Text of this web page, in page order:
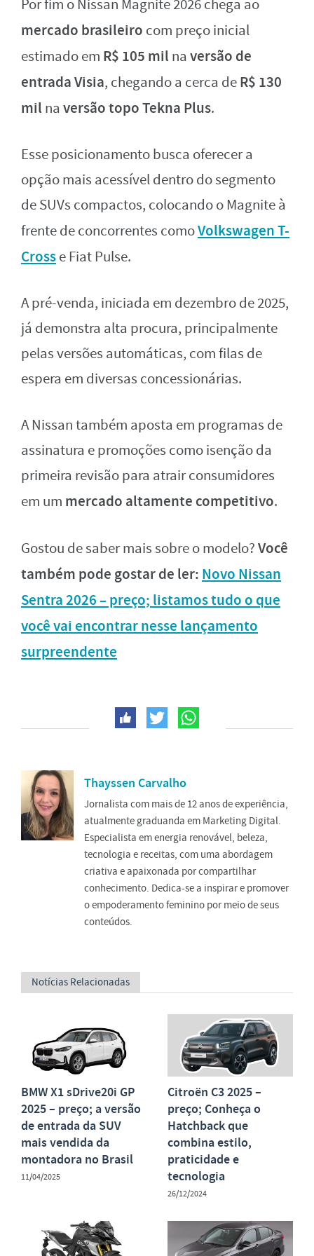
Por fim o Nissan Magnite 2026 chega ao
mercado brasileiro com preço inicial
estimado em R$ 105 mil na versão de
entrada Visia, chegando a cerca deR$ 130
mil na versão topo Tekna Plus.
Esse posicionamento busca oferecer a
opção mais acessível dentro do segmento
de SUVs compactos, colocando o Magnite à
frente de concorrentes comoVolkswagen T-
Crosse Fiat Pulse.
A pré-venda, iniciada em dezembro de 2025,
já demonstra alta procura, principalmente
pelas versões automáticas, com filas de
espera em diversas concessionárias.
A Nissan também aposta em programas de
assinatura e promoções como isenção da
primeira revisão para atrair consumidores
em um mercado altamente competitivo.
Gostou de saber mais sobre o modelo?Você
também pode gostar de ler: Novo Nissan
Sentra 2026 – preço; listamos tudo o que
você vai encontrar nesse lançamento
surpreendente
Thayssen Carvalho
Jornalista com mais de 12 anos de experiência,
atualmente graduanda em Marketing Digital.
Especialista em energia renovável, beleza,
tecnologia e receitas, com uma abordagem
criativa e apaixonada por compartilhar
conhecimento. Dedica-se a inspirar e promover
o empoderamento feminino por meio de seus
conteúdos.
Notícias Relacionadas
BMW X1 sDrive20i GP
2025 – preço; a versão
de entrada da SUV
mais vendida da
montadora no Brasil
11/04/2025
Citroën C3 2025 –
preço; Conheça o
Hatchback que
combina estilo,
praticidade e
tecnologia
26/12/2024